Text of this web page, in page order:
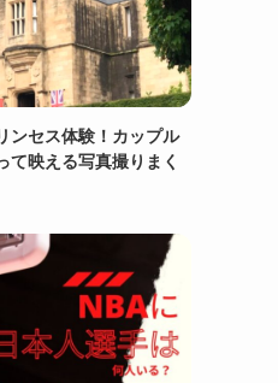
ンセス体験！カップル
て映える写真撮りまく